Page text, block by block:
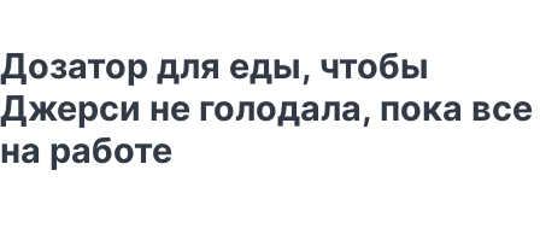
Дозатор для еды, чтобы
Джерси не голодала, пока все
на работе